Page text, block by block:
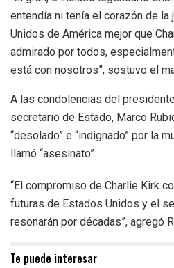
entendía ni tenía el corazón de la
Unidos de América mejor que
admirado por todos,
está con nosotros”, sostuvo el
A las condolencias del
secretario de Estado, Marco
“desolado” e “indignado” por la
llamó “asesinato”.
“El compromiso de Charlie Kirk
futuras de Estados Unidos y el
resonarán por décadas”, agregó
Te puede interesar